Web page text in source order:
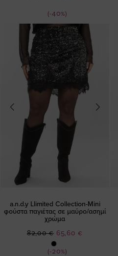
(-40%)
a.n.d.y Llimited Collection-Μini
φούστα παγιέτας σε μαύρο/ασημί
χρώμα
(-20%)
Ειδική
Τιμή
65,60 €
82,00 €